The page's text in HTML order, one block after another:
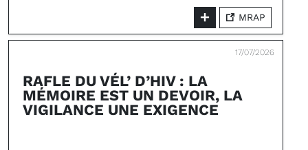
MRAP
17/07/2026
RAFLE DU VÉL’ D’HIV : LA
MÉMOIRE EST UN DEVOIR, LA
VIGILANCE UNE EXIGENCE